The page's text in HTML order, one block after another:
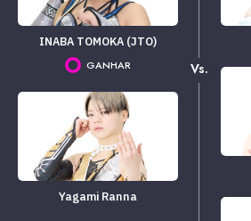
INABA TOMOKA (JTO)
GANHAR
Yagami Ranna
Vs.